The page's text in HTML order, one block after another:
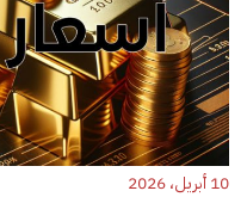
10 أبريل، 2026